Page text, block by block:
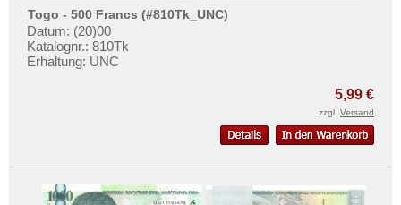
Togo - 500 Francs (#810Tk_UNC)
Datum: (20)00
Katalognr.: 810Tk
Erhaltung: UNC
5,99 €
zzgl. Versand